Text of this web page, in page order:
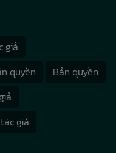
giả
quyền
Bản quyền
giả